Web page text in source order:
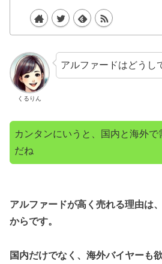
くるりん
アルファードはどうし
カンタンにいうと、国内と海外で
だね
アルファードが高く売れる理由は
からです。
国内だけでなく、海外バイヤーも